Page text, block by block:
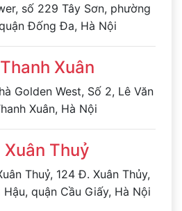
số 229 Tây Sơn, phường
Đống Đa, Hà Nội
Xuân
Golden West, Số 2, Lê Văn
Xuân, Hà Nội
Xuân Thuỷ
Thuỷ, 124 Đ. Xuân Thủy,
quận Cầu Giấy, Hà Nội